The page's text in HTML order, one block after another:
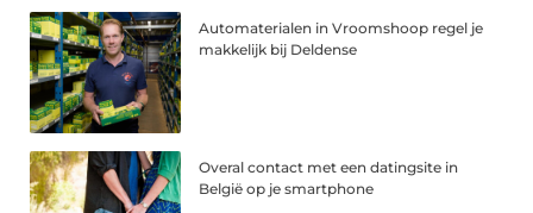
Automaterialen in Vroomshoop regel je
makkelijk bij Deldense
Overal contact met een datingsite in
België op je smartphone